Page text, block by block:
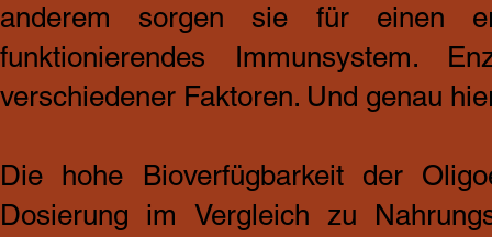
anderem sorgen sie für einen
funktionierendes Immunsystem.
verschiedener Faktoren. Und genau
Die hohe Bioverfügbarkeit der
Dosierung im Vergleich zu